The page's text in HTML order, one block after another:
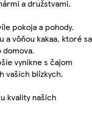
a družstvami.
pokoja a pohody.
a vôňou kakaa, ktoré sa
vynikne s čajom
vašich blízkych.
kvality našich